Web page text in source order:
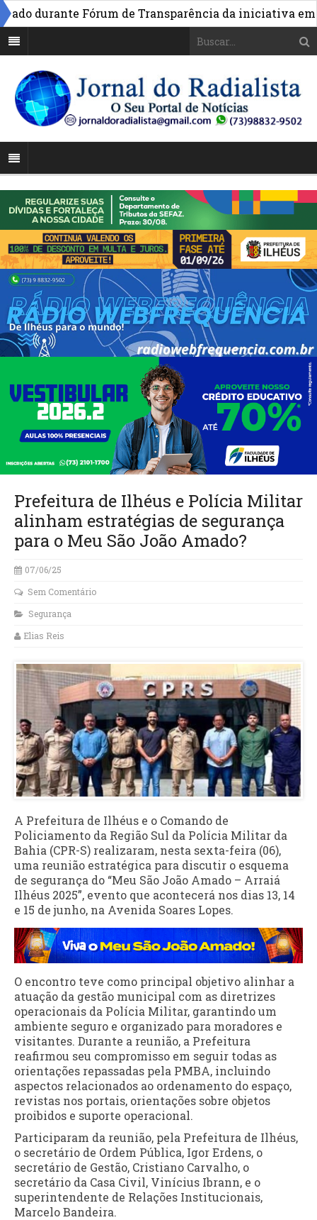
durante Fórum de Transparência da iniciativa em
Prefeitura de Ilhéus e Polícia Militar
alinham estratégias de segurança
para o Meu São João Amado?
07/06/25
Sem Comentário
Segurança
Elias Reis
A Prefeitura de Ilhéus e o Comando de
Policiamento da Região Sul da Polícia Militar da
Bahia (CPR-S) realizaram, nesta sexta-feira (06),
uma reunião estratégica para discutir o esquema
de segurança do “Meu São João Amado – Arraiá
Ilhéus 2025”, evento que acontecerá nos dias 13, 14
e 15 de junho, na Avenida Soares Lopes.
O encontro teve como principal objetivo alinhar a
atuação da gestão municipal com as diretrizes
operacionais da Polícia Militar, garantindo um
ambiente seguro e organizado para moradores e
visitantes. Durante a reunião, a Prefeitura
reafirmou seu compromisso em seguir todas as
orientações repassadas pela PMBA, incluindo
aspectos relacionados ao ordenamento do espaço,
revistas nos portais, orientações sobre objetos
proibidos e suporte operacional.
Participaram da reunião, pela Prefeitura de Ilhéus,
o secretário de Ordem Pública, Igor Erdens, o
secretário de Gestão, Cristiano Carvalho, o
secretário da Casa Civil, Vinícius Ibrann, e o
superintendente de Relações Institucionais,
Marcelo Bandeira.